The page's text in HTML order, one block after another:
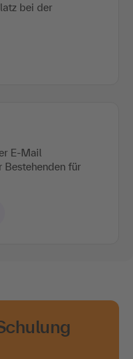
bei der
E-Mail
Bestehenden für